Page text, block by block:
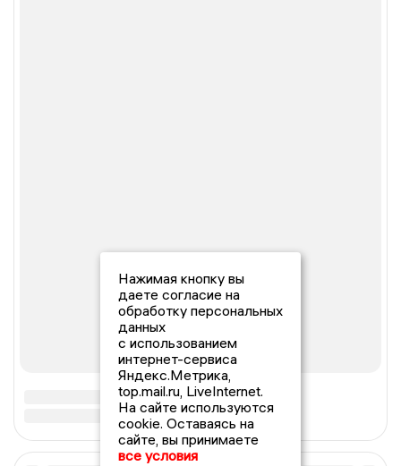
Нажимая кнопку вы
даете согласие на
обработку персональных
данных
с использованием
интернет-сервиса
Яндекс.Метрика,
top.mail.ru, LiveInternet.
На сайте используются
cookie. Оставаясь на
сайте, вы принимаете
все условия